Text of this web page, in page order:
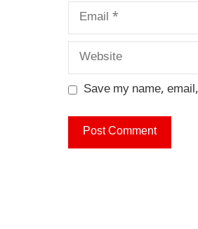
Email
Website
Save my name,